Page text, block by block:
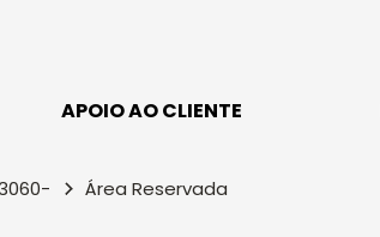
APOIO AO CLIENTE
Área Reservada